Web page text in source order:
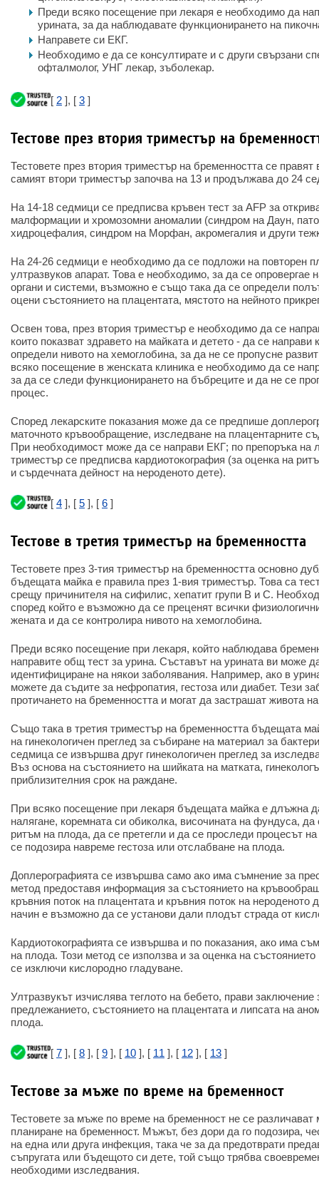
Преди всяко посещение при лекаря е необходимо да
урината, за да наблюдавате функционирането на
Направете си ЕКГ.
Необходимо е да се консултирате и с други свързани
офталмолог, УНГ лекар, зъболекар.
[ 2 ], [ 3 ]
Тестове през втория триместър на
Тестовете през втория триместър на бременността се
самият втори триместър започва на 13 и продължава до 24
На 14-18 седмици се предписва кръвен тест за AFP за
малформации и хромозомни аномалии (синдром на Даун,
хидроцефалия, синдром на Морфан, акромегалия и други
На 24-26 седмици е необходимо да се подложи на повторен
ултразвуков апарат. Това е необходимо, за да се опровергае
органи и системи, възможно е също така да се определи
оцени състоянието на плацентата, мястото на нейното
Освен това, през втория триместър е необходимо да се
които показват здравето на майката и детето - да се направи
определи нивото на хемоглобина, за да не се пропусне
всяко посещение в женската клиника е необходимо да се
за да се следи функционирането на бъбреците и да не се
процес.
Според лекарските показания може да се предпише
маточното кръвообращение, изследване на плацентарните
При необходимост може да се направи ЕКГ; по препоръка на
триместър се предписва кардиотокография (за оценка на
и сърдечната дейност на нероденото дете).
[ 4 ], [ 5 ], [ 6 ]
Тестове в третия триместър на бременността
Тестовете през 3-тия триместър на бременността основно
бъдещата майка е правила през 1-вия триместър. Това са
срещу причинителя на сифилис, хепатит групи B и C.
според който е възможно да се преценят всички
жената и да се контролира нивото на хемоглобина.
Преди всяко посещение при лекаря, който наблюдава
направите общ тест за урина. Съставът на урината ви може
идентифициране на някои заболявания. Например, ако в
можете да съдите за нефропатия, гестоза или диабет. Тези
протичането на бременността и могат да застрашат живота
Също така в третия триместър на бременността бъдещата
на гинекологичен преглед за събиране на материал за
седмица се извършва друг гинекологичен преглед за
Въз основа на състоянието на шийката на матката,
приблизителния срок на раждане.
При всяко посещение при лекаря бъдещата майка е длъжна
налягане, коремната си обиколка, височината на фундуса,
ритъм на плода, да се претегли и да се проследи процесът
се подозира навреме гестоза или отслабване на плода.
Доплерографията се извършва само ако има съмнение за
метод предоставя информация за състоянието на
кръвния поток на плацентата и кръвния поток на нероденото
начин е възможно да се установи дали плодът страда от
Кардиотокографията се извършва и по показания, ако има
на плода. Този метод се използва и за оценка на
се изключи кислородно гладуване.
Ултразвукът изчислява теглото на бебето, прави заключение
предлежанието, състоянието на плацентата и липсата на
плода.
[ 7 ], [ 8 ], [ 9 ], [ 10 ], [ 11 ], [ 12 ], [ 13 ]
Тестове за мъже по време на бременност
Тестовете за мъже по време на бременност не се различават
планиране на бременност. Мъжът, без дори да го подозира,
на една или друга инфекция, така че за да предотврати
съпругата или бъдещото си дете, той също трябва
необходими изследвания.